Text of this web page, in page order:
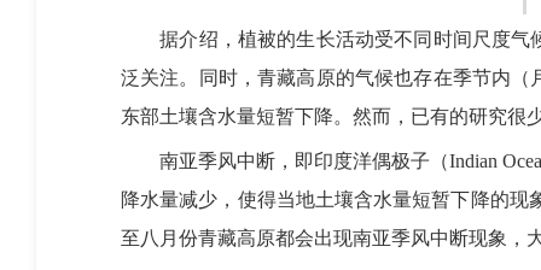
据介绍，植被的生长活动受不同时间尺度气
泛关注。同时，青藏高原的气候也存在季节内
东部土壤含水量短暂下降。然而，已有的研究很
南亚季风中断，即印度洋偶极子（Indian
降水量减少，使得当地土壤含水量短暂下降的现
至八月份青藏高原都会出现南亚季风中断现象，